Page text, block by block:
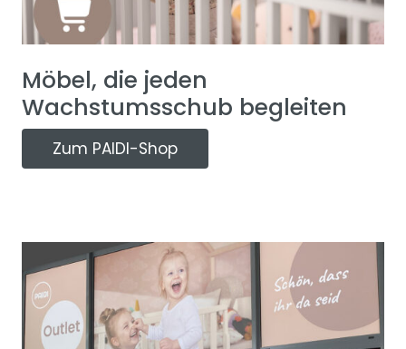
Möbel, die jeden
Wachstumsschub begleiten
Zum PAIDI-Shop